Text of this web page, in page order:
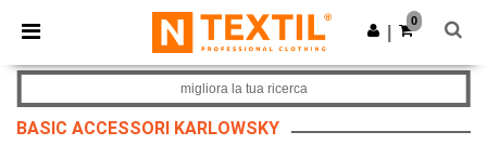
× App Ntextil
Prezzi migliori sull'app!
Scarica app
0
BASIC ACCESSORI KARLOWSKY
migliora la tua ricerca